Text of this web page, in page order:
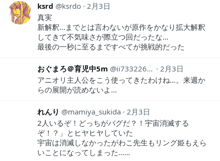
ksrd ksrdo
2月3日
真実
新解釈...までとは言わないが原作をかなり拡大解釈
してきて不気味さが際立つ回だったな...
最後の一秒に至るまですべてが挑戦的だった
おぐまろ＠育児中5m ii73322624
2月3日
アニオリ主人公をこう使ってきたわけね…。来週か
らの展開が読めないよ…
れんり mamiya_sukida
2月3日
2人いるぞ！どっちがバグだ？！宇宙消滅する
ぞ！？」とヒヤヒヤしていた
宇宙は消滅しなかったがわこ先生もリング姫もえら
いことになってしまった……